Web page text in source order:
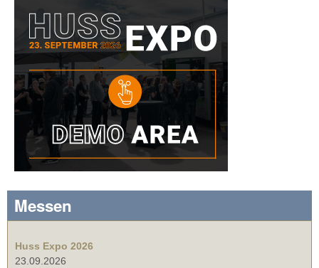
Messen
Huss Expo 2026
23.09.2026